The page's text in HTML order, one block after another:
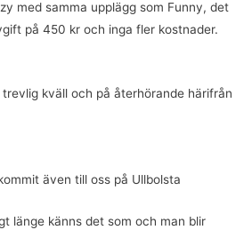
med samma upplägg som Funny, det
på 450 kr och inga fler kostnader.
kväll och på återhörande härifrån
även till oss på Ullbolsta
länge känns det som och man blir